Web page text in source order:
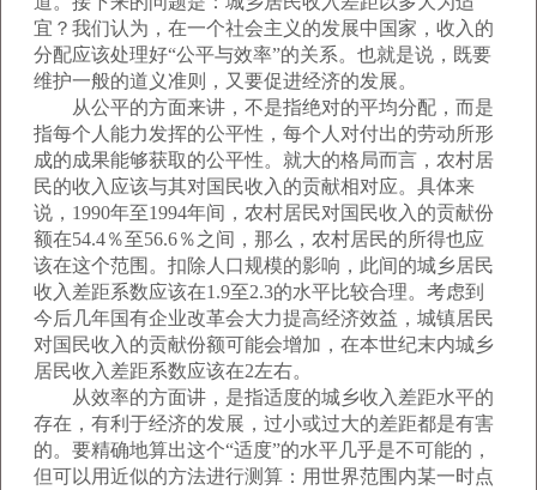
宜？我们认为，在一个社会主义的发展中国家，收入的
分配应该处理好“公平与效率”的关系。也就是说，既要
维护一般的道义准则，又要促进经济的发展。
从公平的方面来讲，不是指绝对的平均分配，而是
指每个人能力发挥的公平性，每个人对付出的劳动所形
成的成果能够获取的公平性。就大的格局而言，农村居
民的收入应该与其对国民收入的贡献相对应。具体来
说，1990年至1994年间，农村居民对国民收入的贡献份
额在54.4％至56.6％之间，那么，农村居民的所得也应
该在这个范围。扣除人口规模的影响，此间的城乡居民
收入差距系数应该在1.9至2.3的水平比较合理。考虑到
今后几年国有企业改革会大力提高经济效益，城镇居民
对国民收入的贡献份额可能会增加，在本世纪末内城乡
居民收入差距系数应该在2左右。
从效率的方面讲，是指适度的城乡收入差距水平的
存在，有利于经济的发展，过小或过大的差距都是有害
的。要精确地算出这个“适度”的水平几乎是不可能的，
但可以用近似的方法进行测算：用世界范围内某一时点